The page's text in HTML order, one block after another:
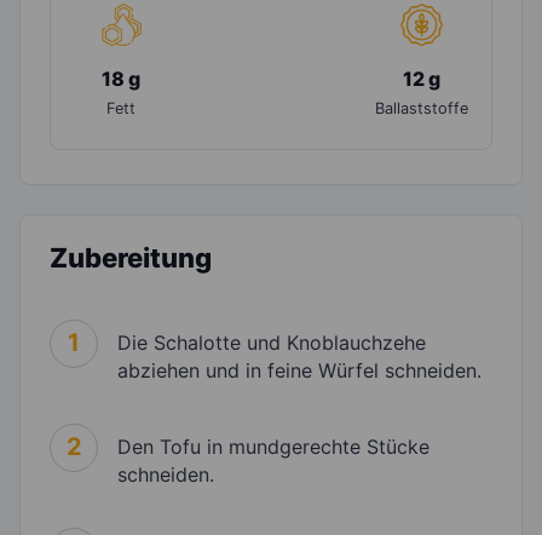
18 g
Fett
12 g
Ballaststoffe
Zubereitung
1
Die Schalotte und Knoblauchzehe
abziehen und in feine Würfel schneiden.
2
Den Tofu in mundgerechte Stücke
schneiden.